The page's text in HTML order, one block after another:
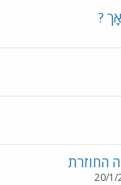
?
החוזרת
20/1/